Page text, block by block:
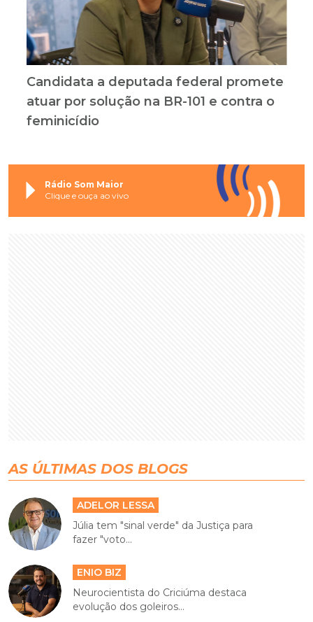
Candidata a deputada federal promete
atuar por solução na BR-101 e contra o
feminicídio
Rádio Som Maior
Clique e ouça ao vivo
AS ÚLTIMAS DOS BLOGS
ADELOR LESSA
Júlia tem "sinal verde" da Justiça para
fazer "voto...
ENIO BIZ
Neurocientista do Criciúma destaca
evolução dos goleiros...